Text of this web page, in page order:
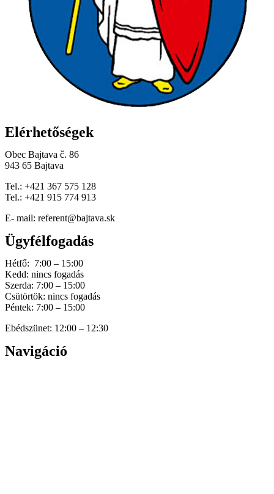
Elérhetőségek
Obec Bajtava č. 86
943 65 Bajtava
Tel.: +421 367 575 128
Tel.: +421 915 774 913
E- mail: referent@bajtava.sk
Ügyfélfogadás
Hétfő: 7:00 – 15:00
Kedd: nincs fogadás
Szerda: 7:00 – 15:00
Csütörtök: nincs fogadás
Péntek: 7:00 – 15:00
Ebédszünet: 12:00 – 12:30
Navigáció